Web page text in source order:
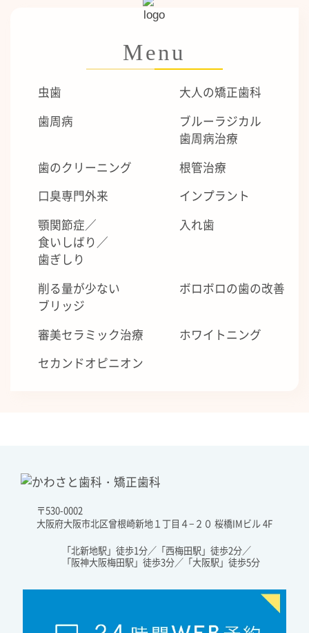
Menu
虫歯
大人の矯正歯科
歯周病
ブルーラジカル
歯周病治療
歯のクリーニング
根管治療
口臭専門外来
インプラント
顎関節症／
食いしばり／
歯ぎしり
入れ歯
削る量が少ない
ブリッジ
ボロボロの歯の改善
審美セラミック治療
ホワイトニング
セカンドオピニオン
〒530-0002
大阪府大阪市北区曾根崎新地１丁目４−２０ 桜橋IMビル 4F
「北新地駅」徒歩1分／「西梅田駅」徒歩2分／
「阪神大阪梅田駅」徒歩3分／「大阪駅」徒歩5分